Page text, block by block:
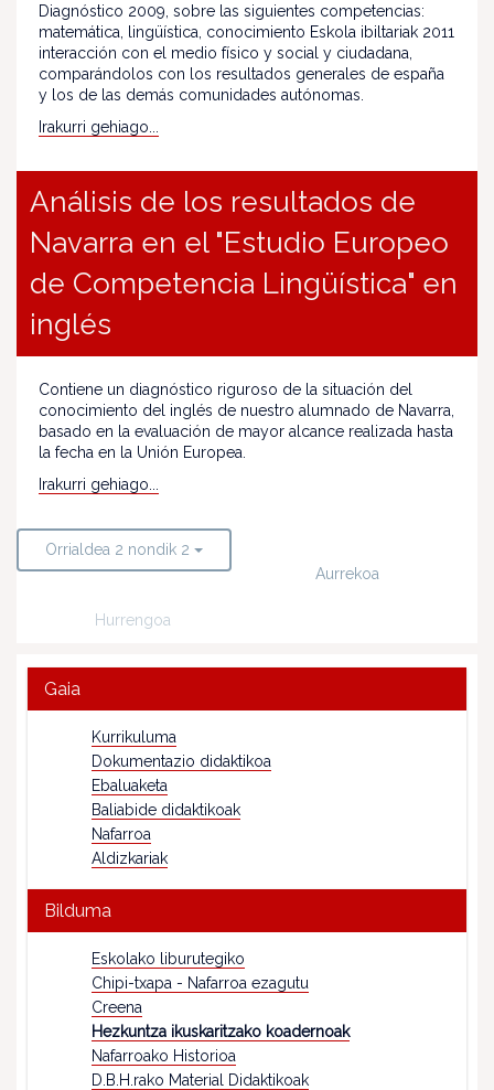
Diagnóstico 2009, sobre las siguientes competencias:
matemática, lingüística, conocimiento Eskola ibiltariak 2011
interacción con el medio físico y social y ciudadana,
comparándolos con los resultados generales de españa
y los de las demás comunidades autónomas.
Irakurri gehiago...
Análisis de los resultados de
Navarra en el "Estudio Europeo
de Competencia Lingüística" en
inglés
Contiene un diagnóstico riguroso de la situación del
conocimiento del inglés de nuestro alumnado de Navarra,
basado en la evaluación de mayor alcance realizada hasta
la fecha en la Unión Europea.
Irakurri gehiago...
Orrialdea 2 nondik 2
Aurrekoa
Hurrengoa
Gaia
Kurrikuluma
Dokumentazio didaktikoa
Ebaluaketa
Baliabide didaktikoak
Nafarroa
Aldizkariak
Bilduma
Eskolako liburutegiko
Chipi-txapa - Nafarroa ezagutu
Creena
Hezkuntza ikuskaritzako koadernoak
Nafarroako Historioa
D.B.H.rako Material Didaktikoak